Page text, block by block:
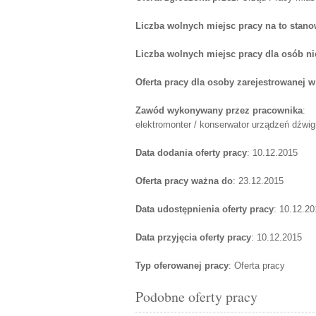
Liczba wolnych miejsc pracy na to
Liczba wolnych miejsc pracy dla osób
Oferta pracy dla osoby zarejestrowanej
Zawód wykonywany przez pracownika:
elektromonter / konserwator urządzeń
Data dodania oferty pracy: 10.12.2015
Oferta pracy ważna do: 23.12.2015
Data udostępnienia oferty pracy:
Data przyjęcia oferty pracy: 10.12.2015
Typ oferowanej pracy: Oferta pracy
Podobne oferty pracy